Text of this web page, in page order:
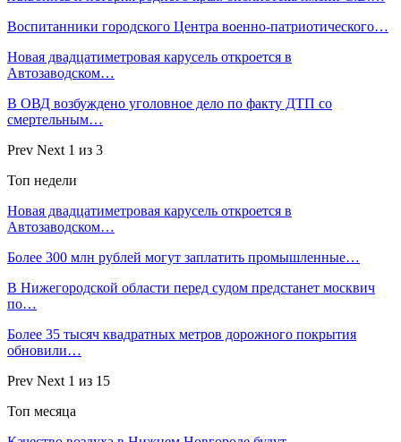
Воспитанники городского Центра военно-патриотического…
Новая двадцатиметровая карусель откроется в
Автозаводском…
В ОВД возбуждено уголовное дело по факту ДТП со
смертельным…
Prev Next 1 из 3
Топ недели
Новая двадцатиметровая карусель откроется в
Автозаводском…
Более 300 млн рублей могут заплатить промышленные…
В Нижегородской области перед судом предстанет москвич
по…
Более 35 тысяч квадратных метров дорожного покрытия
обновили…
Prev Next 1 из 15
Топ месяца